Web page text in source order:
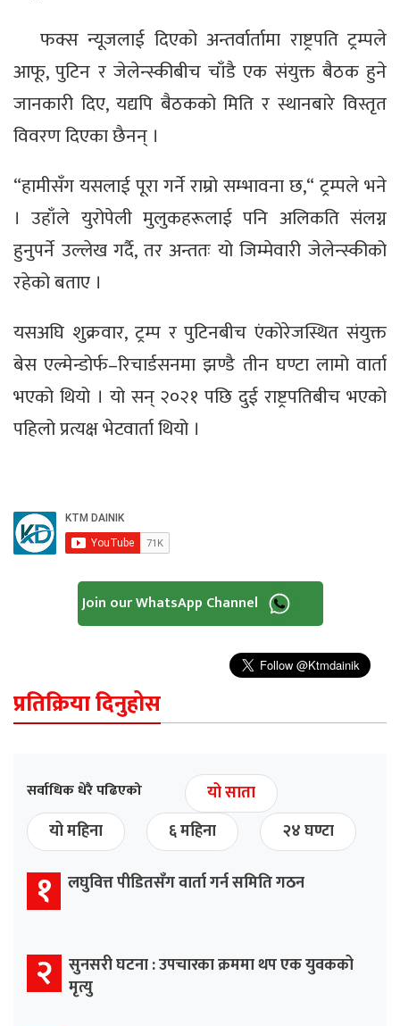
फक्स न्यूजलाई दिएको अन्तर्वार्तामा राष्ट्रपति ट्रम्पले
आफू, पुटिन र जेलेन्स्कीबीच चाँडै एक संयुक्त बैठक हुने
जानकारी दिए, यद्यपि बैठकको मिति र स्थानबारे विस्तृत
विवरण दिएका छैनन् ।
“हामीसँग यसलाई पूरा गर्ने राम्रो सम्भावना छ,“ ट्रम्पले भने
। उहाँले युरोपेली मुलुकहरूलाई पनि अलिकति संलग्न
हुनुपर्ने उल्लेख गर्दै, तर अन्ततः यो जिम्मेवारी जेलेन्स्कीको
रहेको बताए ।
यसअघि शुक्रवार, ट्रम्प र पुटिनबीच एंकोरेजस्थित संयुक्त
बेस एल्मेन्डोर्फ–रिचार्डसनमा झण्डै तीन घण्टा लामो वार्ता
भएको थियो । यो सन् २०२१ पछि दुई राष्ट्रपतिबीच भएको
पहिलो प्रत्यक्ष भेटवार्ता थियो ।
Join our WhatsApp Channel
प्रतिक्रिया दिनुहोस
सर्वाधिक धेरै पढिएको
यो साता
यो महिना
६ महिना २४ घण्टा
१ लघुवित्त पीडितसँग वार्ता गर्न समिति गठन
२
सुनसरी घटना : उपचारका क्रममा थप एक युवकको
मृत्यु